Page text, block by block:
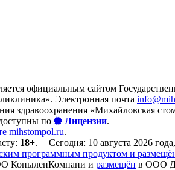
официальным сайтом
Электронная почта
здравоохранения «Михайловская
по
Лицензии.
mihstompol.ru.
18+. | Сегодня: 10 августа 2026
программным продуктом и
КопыленКомпани и размещён в ООО